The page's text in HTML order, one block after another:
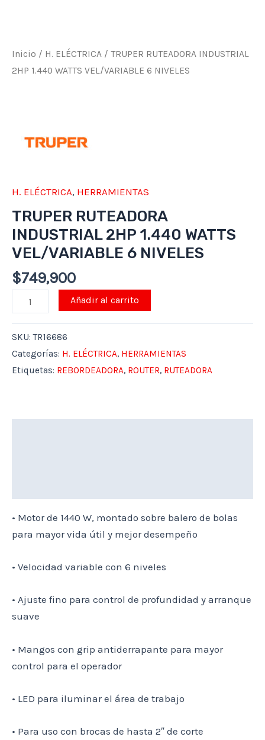
Inicio / H. ELÉCTRICA / TRUPER RUTEADORA INDUSTRIAL
2HP 1.440 WATTS VEL/VARIABLE 6 NIVELES
H. ELÉCTRICA, HERRAMIENTAS
TRUPER RUTEADORA
INDUSTRIAL 2HP 1.440 WATTS
VEL/VARIABLE 6 NIVELES
$749,900
Añadir al carrito
SKU:TR16686
Categorías: H. ELÉCTRICA, HERRAMIENTAS
Etiquetas: REBORDEADORA, ROUTER, RUTEADORA
• Motor de 1440 W, montado sobre balero de bolas
para mayor vida útil y mejor desempeño
• Velocidad variable con 6 niveles
• Ajuste fino para control de profundidad y arranque
suave
• Mangos con grip antiderrapante para mayor
control para el operador
• LED para iluminar el área de trabajo
• Para uso con brocas de hasta 2″ de corte